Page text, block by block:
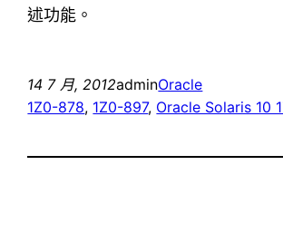
述功能。
14 7 月, 2012adminOracle
1Z0-878, 1Z0-897, Oracle Solaris 10